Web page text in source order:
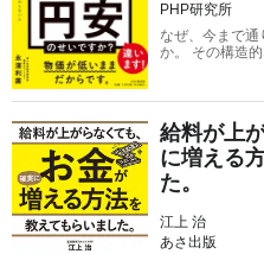
PHP研究所
なぜ、今まで
か。 その構造
給料が上
に増える
た。
江上 治
あさ出版